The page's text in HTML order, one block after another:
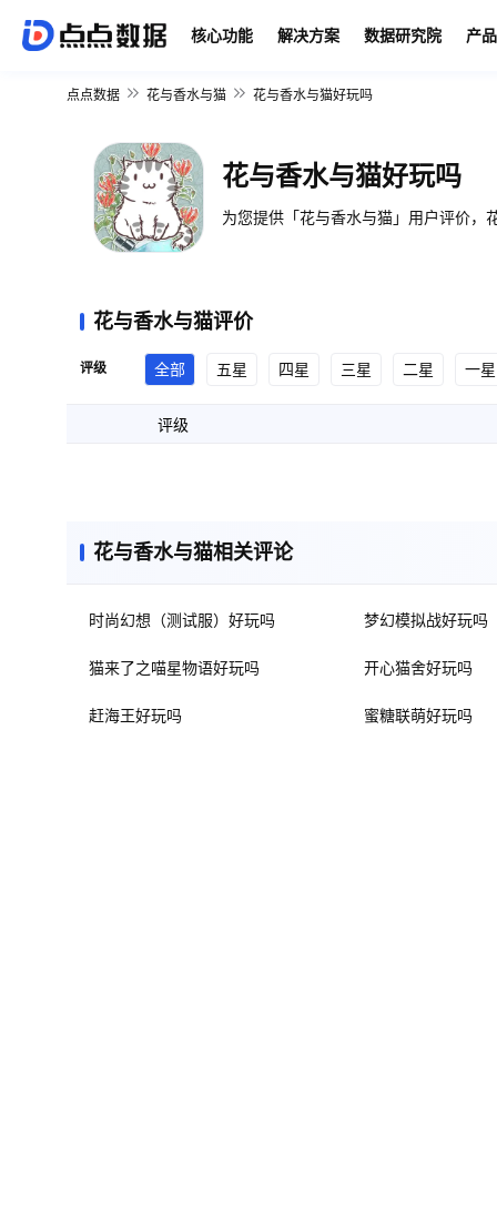
核心功能 解决方案 数据研究院 产
点点数据 花与香水与猫 花与香水与猫好玩吗
花与香水与猫好玩吗
为您提供「花与香水与猫」用户评价，
花与香水与猫评价
评级 全部 五星 四星 三星 二星 一星
评级
花与香水与猫相关评论
时尚幻想（测试服）好玩吗 梦幻模拟战好玩吗
猫来了之喵星物语好玩吗 开心猫舍好玩吗
赶海王好玩吗 蜜糖联萌好玩吗